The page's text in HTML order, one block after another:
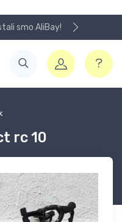
smo AliBay!
rc 10